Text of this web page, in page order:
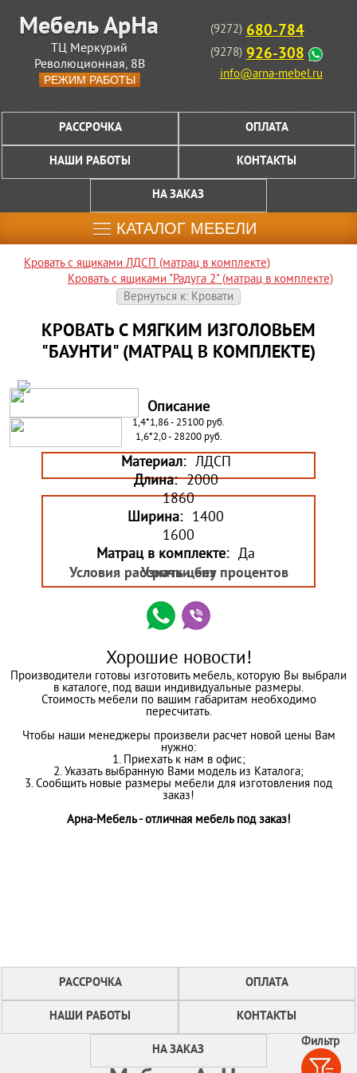
Фильтр
ТЦ Меркурий
Революционная, 8В
РЕЖИМ РАБОТЫ
(9272) 680-784
(9278) 926-308
info@arna-mebel.ru
РАССРОЧКА ОПЛАТА
НАШИ РАБОТЫ КОНТАКТЫ
НА ЗАКАЗ
КАТАЛОГ МЕБЕЛИ
Кровать с ящиками ЛДСП (матрац в комплекте)
Кровать с ящиками "Радуга 2" (матрац в комплекте)
Вернуться к: Кровати
КРОВАТЬ С МЯГКИМ ИЗГОЛОВЬЕМ
"БАУНТИ" (МАТРАЦ В КОМПЛЕКТЕ)
Описание
1,4*1,86 - 25100 руб.
1,6*2,0 - 28200 руб.
Материал: ЛДСП
Длина: 2000
1860
Ширина: 1400
1600
Матрац в комплекте: Да
Узнать цену
Условия рассрочки без процентов
Хорошие новости!
Производители готовы изготовить мебель, которую Вы выбрали
в каталоге, под ваши индивидуальные размеры.
Стоимость мебели по вашим габаритам необходимо
пересчитать.
Чтобы наши менеджеры произвели расчет новой цены Вам
нужно:
1. Приехать к нам в офис;
2. Указать выбранную Вами модель из Каталога;
3. Сообщить новые размеры мебели для изготовления под
заказ!
Арна-Мебель - отличная мебель под заказ!
РАССРОЧКА ОПЛАТА
НАШИ РАБОТЫ КОНТАКТЫ
НА ЗАКАЗ